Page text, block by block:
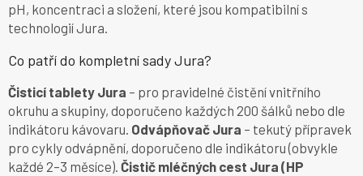
pH, koncentraci a složení, které jsou kompatibilní s
technologií Jura.
Co patří do kompletní sady Jura?
Čisticí tablety Jura – pro pravidelné čistění vnitřního
okruhu a skupiny, doporučeno každých 200 šálků nebo dle
indikátoru kávovaru. Odvápňovač Jura – tekutý přípravek
pro cykly odvápnění, doporučeno dle indikátoru (obvykle
každé 2–3 měsíce). Čistič mléčných cest Jura (HP